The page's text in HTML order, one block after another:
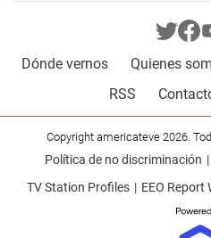
Dónde vernos Quienes
RSS
Copyright americateve 2026.
Política de no discriminación
TV Station Profiles
EEO Report